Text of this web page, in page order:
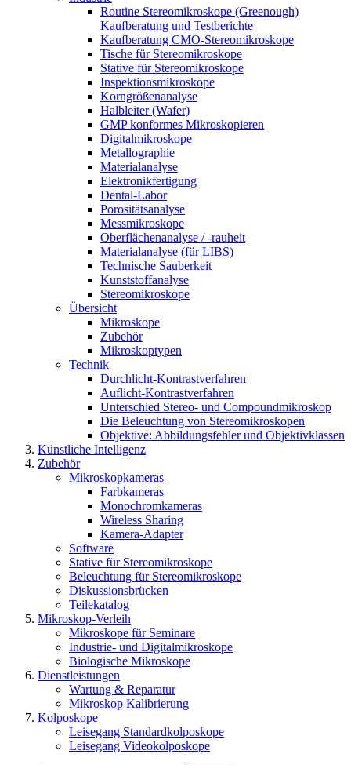
Routine Stereomikroskope (Greenough)
Kaufberatung und Testberichte
Kaufberatung CMO-Stereomikroskope
Tische für Stereomikroskope
Stative für Stereomikroskope
Inspektionsmikroskope
Korngrößenanalyse
Halbleiter (Wafer)
GMP konformes Mikroskopieren
Digitalmikroskope
Metallographie
Materialanalyse
Elektronikfertigung
Dental-Labor
Porositätsanalyse
Messmikroskope
Oberflächenanalyse / -rauheit
Materialanalyse (für LIBS)
Technische Sauberkeit
Kunststoffanalyse
Stereomikroskope
Übersicht
Mikroskope
Zubehör
Mikroskoptypen
Technik
Durchlicht-Kontrastverfahren
Auflicht-Kontrastverfahren
Unterschied Stereo- und Compoundmikroskop
Die Beleuchtung von Stereomikroskopen
Objektive: Abbildungsfehler und Objektivklassen
Künstliche Intelligenz
Zubehör
Mikroskopkameras
Farbkameras
Monochromkameras
Wireless Sharing
Kamera-Adapter
Software
Stative für Stereomikroskope
Beleuchtung für Stereomikroskope
Diskussionsbrücken
Teilekatalog
Mikroskop-Verleih
Mikroskope für Seminare
Industrie- und Digitalmikroskope
Biologische Mikroskope
Dienstleistungen
Wartung & Reparatur
Mikroskop Kalibrierung
Kolposkope
Leisegang Standardkolposkope
Leisegang Videokolposkope